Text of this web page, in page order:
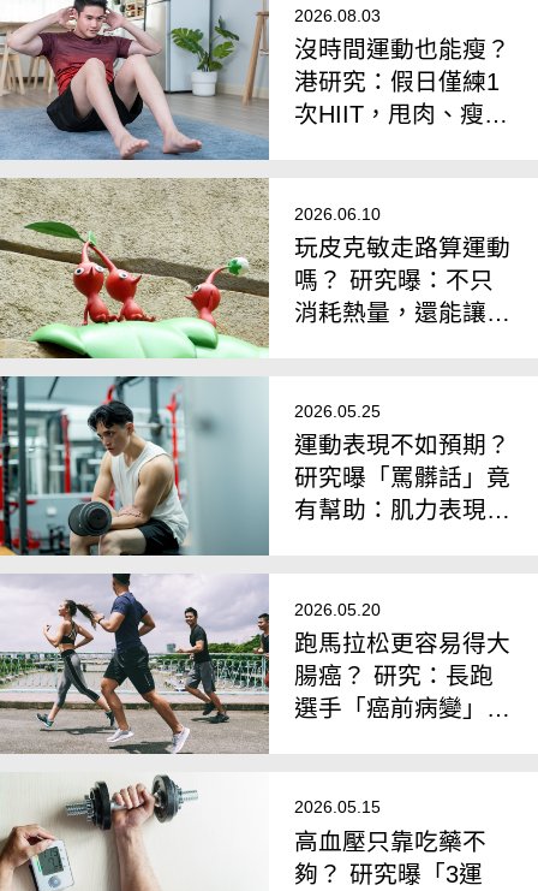
2026.08.03
沒時間運動也能瘦？
港研究：假日僅練1
次HIIT，甩肉、瘦肚
2026.06.10
玩皮克敏走路算運動
嗎？ 研究曝：不只
消耗熱量，還能讓
2026.05.25
運動表現不如預期？
研究曝「罵髒話」竟
有幫助：肌力表現顯
2026.05.20
跑馬拉松更容易得大
腸癌？ 研究：長跑
選手「癌前病變」風
2026.05.15
高血壓只靠吃藥不
夠？ 研究曝「3運